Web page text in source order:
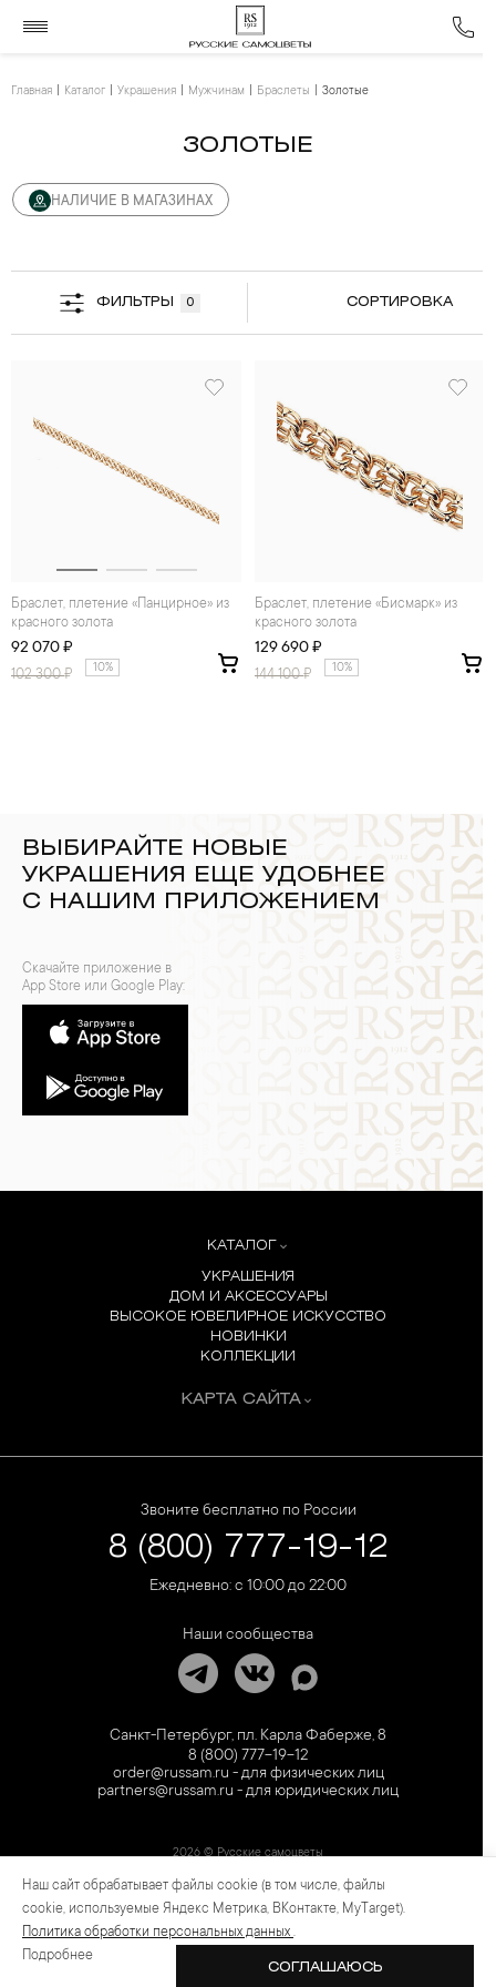
Главная Каталог Украшения Мужчинам Браслеты Золотые
ЗОЛОТЫЕ
НАЛИЧИЕ В МАГАЗИНАХ
ФИЛЬТРЫ 0 СОРТИРОВКА
Браслет, плетение «Панцирное» из
красного золота
92 070 ₽
102 300₽ 10%
Браслет, плетение «Бисмарк» из
красного золота
129 690 ₽
144 100₽ 10%
ВЫБИРАЙТЕ НОВЫЕ
УКРАШЕНИЯ ЕЩЕ УДОБНЕЕ
С НАШИМ ПРИЛОЖЕНИЕМ
Скачайте приложение в
App Store или Google Play:
КАТАЛОГ
УКРАШЕНИЯ
ДОМ И АКСЕССУАРЫ
ВЫСОКОЕ ЮВЕЛИРНОЕ ИСКУССТВО
НОВИНКИ
КОЛЛЕКЦИИ
КАРТА САЙТА
Звоните бесплатно по России
8 (800) 777-19-12
Ежедневно: с 10:00 до 22:00
Наши сообщества
Санкт-Петербург, пл. Карла Фаберже, 8
8 (800) 777-19-12
order@russam.ru - для физических лиц
partners@russam.ru - для юридических лиц
2026 © Русские самоцветы
Предложение не является публичной офертой. Цены на сайте и в розничной сети
могут отличаться. Информация на сайте о товаре носит рекламный характер и
расценивается как приглашение делать оферты на основании п.1 ст. 437
Гражданского кодекса РФ.
Наш сайт обрабатывает файлы cookie (в том числе, файлы
cookie, используемые Яндекс Метрика, ВКонтакте, MyTarget).
Политика обработки персональных данных .
Подробнее
СОГЛАШАЮСЬ